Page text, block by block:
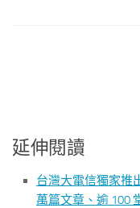
延伸閱讀
台灣大電信獨家推
萬篇文章、逾 100